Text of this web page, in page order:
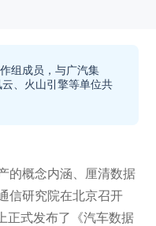
组成员，与广汽集
、火山引擎等单位共
的概念内涵、厘清数据
信研究院在北京召开
正式发布了《汽车数据